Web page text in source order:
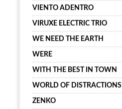
VIENTO ADENTRO
VIRUXE ELECTRIC TRIO
WE NEED THE EARTH
WERE
WITH THE BEST IN TOWN
WORLD OF DISTRACTIONS
ZENKO